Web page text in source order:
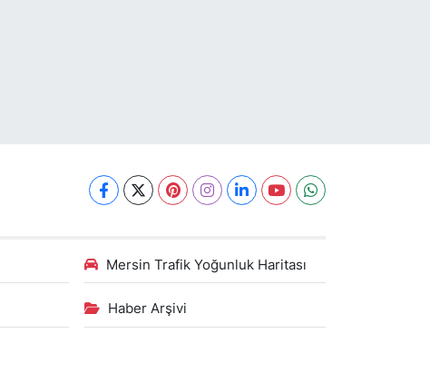
Mersin Trafik Yoğunluk Haritası
Haber Arşivi